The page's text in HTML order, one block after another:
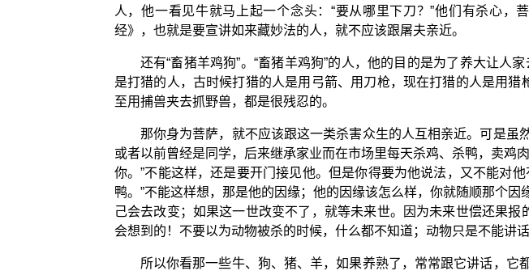
人，他一看见牛就马上起一个念头：“要从哪里下刀？”他们有杀心
经》，也就是要宣讲如来藏妙法的人，就不应该跟屠夫亲近。
还有“畜猪羊鸡狗”。“畜猪羊鸡狗”的人，他的目的是为了养大让人
是打猎的人，古时候打猎的人是用弓箭、用刀枪，现在打猎的人是用
至用捕兽夹去抓野兽，都是很残忍的。
那你身为菩萨，就不应该跟这一类杀害众生的人互相亲近。可是虽
或者以前曾经是同学，后来继承家业而在市场里每天杀鸡、杀鸭，卖鸡
你。”不能这样，还是要开门接见他。但是你得要为他说法，又不能对
鸭。”不能这样想，那是他的因缘；他的因缘该怎么样，你就随顺那个
己会去改变；如果这一世改变不了，就等未来世。因为未来世偿还果
会想到的！不要以为动物被杀的时候，什么都不知道；动物只是不能讲话
所以你看那一些牛、狗、猪、羊，如果养熟了，常常跟它讲话，